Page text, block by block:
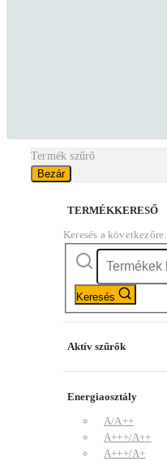
Termék szűrő
Bezár
TERMÉKKERESŐ
Keresés a következőre:
Keresés
Aktív szűrők
Energiaosztály
A/A++
A+++/A++
A+++/A+